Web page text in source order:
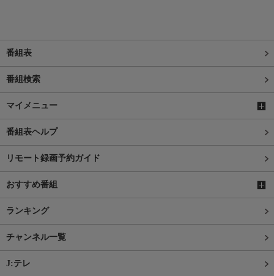
番組表
番組検索
マイメニュー
番組表ヘルプ
リモート録画予約ガイド
おすすめ番組
ランキング
チャンネル一覧
J:テレ